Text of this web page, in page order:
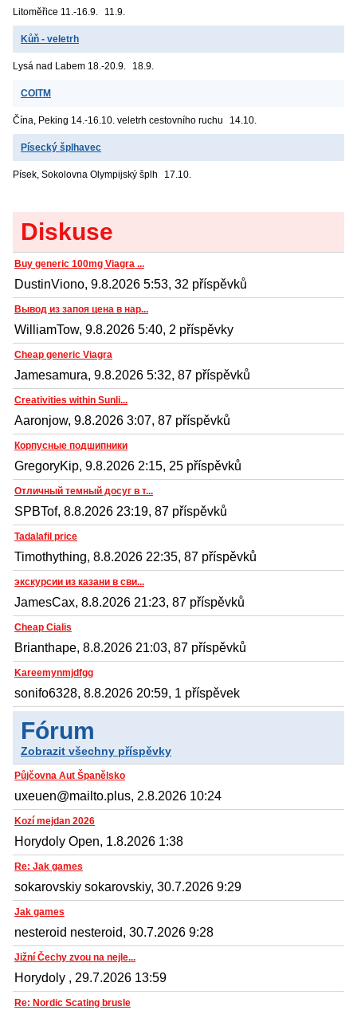
Litoměřice 11.-16.9. 11.9.
Kůň - veletrh
Lysá nad Labem 18.-20.9. 18.9.
COITM
Čína, Peking 14.-16.10. veletrh cestovního ruchu 14.10.
Písecký šplhavec
Písek, Sokolovna Olympijský šplh 17.10.
Diskuse
Buy generic 100mg Viagra ...
DustinViono, 9.8.2026 5:53, 32 příspěvků
Вывод из запоя цена в нар...
WilliamTow, 9.8.2026 5:40, 2 příspěvky
Cheap generic Viagra
Jamesamura, 9.8.2026 5:32, 87 příspěvků
Creativities within Sunli...
Aaronjow, 9.8.2026 3:07, 87 příspěvků
Корпусные подшипники
GregoryKip, 9.8.2026 2:15, 25 příspěvků
Отличный темный досуг в т...
SPBTof, 8.8.2026 23:19, 87 příspěvků
Tadalafil price
Timothything, 8.8.2026 22:35, 87 příspěvků
экскурсии из казани в сви...
JamesCax, 8.8.2026 21:23, 87 příspěvků
Cheap Cialis
Brianthape, 8.8.2026 21:03, 87 příspěvků
Kareemynmjdfgg
sonifo6328, 8.8.2026 20:59, 1 příspěvek
Fórum
Zobrazit všechny příspěvky
Půjčovna Aut Španělsko
uxeuen@mailto.plus, 2.8.2026 10:24
Kozí mejdan 2026
Horydoly Open, 1.8.2026 1:38
Re: Jak games
sokarovskiy sokarovskiy, 30.7.2026 9:29
Jak games
nesteroid nesteroid, 30.7.2026 9:28
Jižní Čechy zvou na nejle...
Horydoly , 29.7.2026 13:59
Re: Nordic Scating brusle